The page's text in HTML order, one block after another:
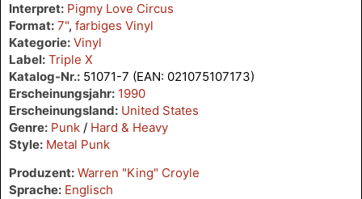
Interpret: Pigmy Love Circus
Format: 7", farbiges Vinyl
Kategorie: Vinyl
Label: Triple X
Katalog-Nr.: 51071-7 (EAN: 021075107173)
Erscheinungsjahr: 1990
Erscheinungsland: United States
Genre: Punk / Hard & Heavy
Style: Metal Punk
Produzent: Warren "King" Croyle
Sprache: Englisch